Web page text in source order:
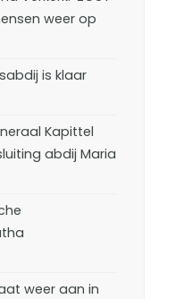
weer op
is klaar
Kapittel
abdij Maria
weer aan in